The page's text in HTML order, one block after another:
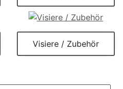
Visiere / Zubehör